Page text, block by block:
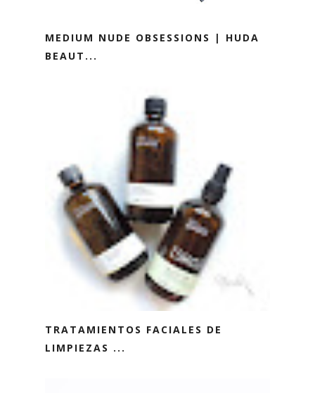
MEDIUM NUDE OBSESSIONS | HUDA
BEAUT...
TRATAMIENTOS FACIALES DE
LIMPIEZAS ...